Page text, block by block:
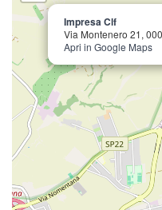
Impresa Clf
Via Montenero 21,
Apri in Google Maps